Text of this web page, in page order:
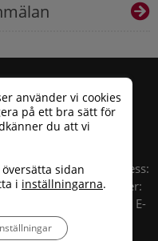
använder vi cookies
på ett bra sätt för
du att vi
sidan
i inställningarna.
26 | Postadress:
Torsås Telefonnummer:
212000-0696 | E-